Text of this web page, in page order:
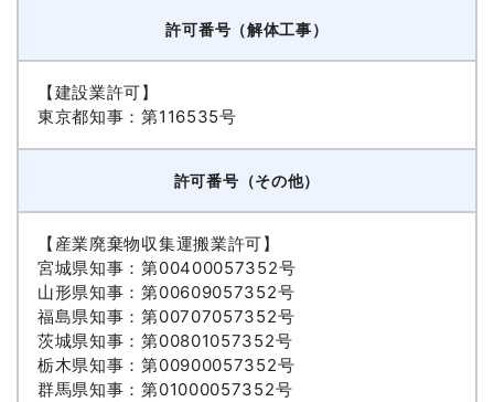
許可番号（解体工事）
【建設業許可】
東京都知事：第116535号
許可番号（その他）
【産業廃棄物収集運搬業許可】
宮城県知事：第00400057352号
山形県知事：第00609057352号
福島県知事：第00707057352号
茨城県知事：第00801057352号
栃木県知事：第00900057352号
群馬県知事：第01000057352号